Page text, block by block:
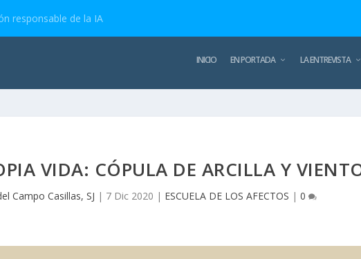
responsable de la IA
INICIO EN PORTADA LA ENTREVISTA
VIDA: CÓPULA DE ARCILLA Y
Campo Casillas, SJ | 7 Dic 2020 | ESCUELA DE LOS AFECTOS | 0